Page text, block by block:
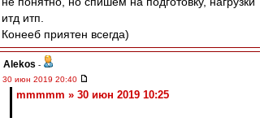
итд итп.
Конееб приятен всегда)
Alekos -
30 июн 2019 20:40
mmmmm » 30 июн 2019 10:25